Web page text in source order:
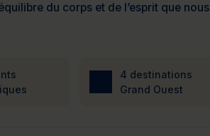
du corps et de l’esprit que nous
4 destinations
Grand Ouest